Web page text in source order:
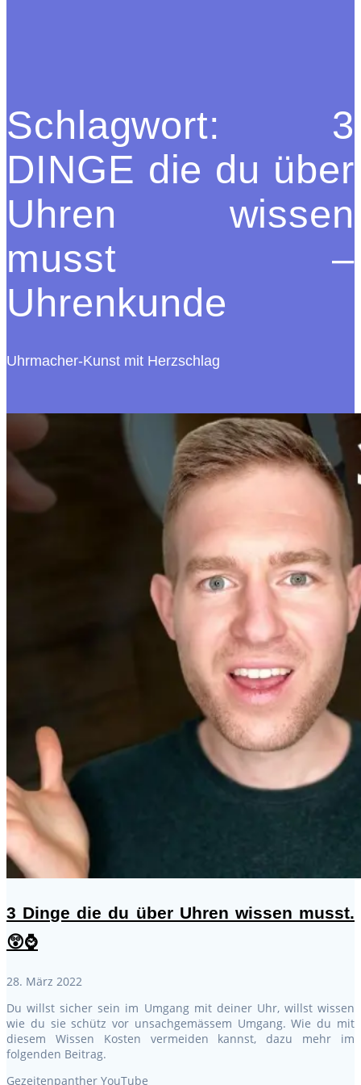
Schlagwort: 3
DINGE die du über
Uhren wissen
musst –
Uhrenkunde
Uhrmacher-Kunst mit Herzschlag
3 Dinge die du über Uhren wissen musst.
😲⌚
28. März 2022
Du willst sicher sein im Umgang mit deiner Uhr, willst wissen
wie du sie schütz vor unsachgemässem Umgang. Wie du mit
diesem Wissen Kosten vermeiden kannst, dazu mehr im
folgenden Beitrag.
Gezeitenpanther YouTube